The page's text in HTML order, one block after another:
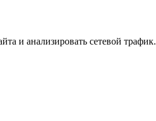
и анализировать сетевой трафик.